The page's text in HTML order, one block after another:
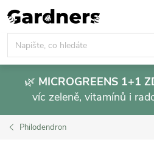
Přejít
na
obsah
🌿 MICROGREENS 1+1
víc zeleně, vitamínů i
Philodendron